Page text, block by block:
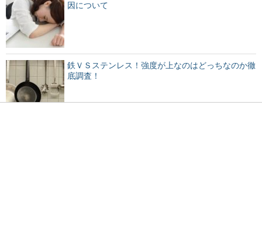
因について
鉄ＶＳステンレス！強度が上なのはどっちなのか徹
底調査！